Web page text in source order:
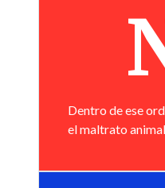
Dentro de ese
el maltrato